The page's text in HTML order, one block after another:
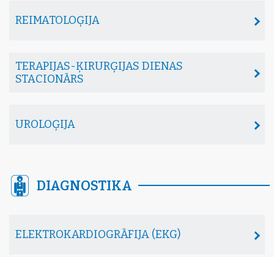
REIMATOLOĢIJA
TERAPIJAS-ĶIRURĢIJAS DIENAS
STACIONĀRS
UROLOĢIJA
DIAGNOSTIKA
ELEKTROKARDIOGRĀFIJA (EKG)